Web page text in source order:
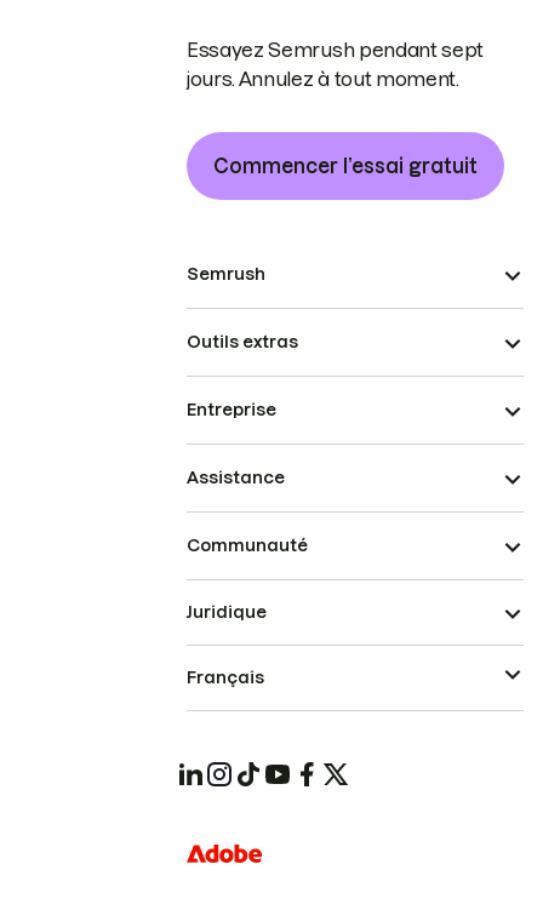
Essayez Semrush pendant sept
jours. Annulez à tout moment.
Commencer l’essai gratuit
Semrush
Outils extras
Entreprise
Assistance
Communauté
Juridique
Français